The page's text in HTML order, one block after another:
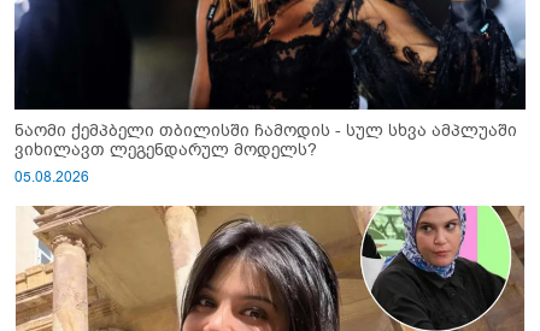
ნაომი ქემპბელი თბილისში ჩამოდის - სულ სხვა ამპლუაში
ვიხილავთ ლეგენდარულ მოდელს?
05.08.2026